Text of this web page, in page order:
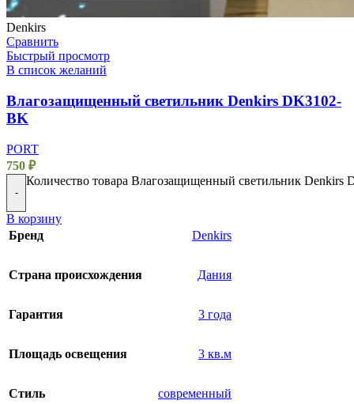
Denkirs
Сравнить
Быстрый просмотр
В список желаний
Влагозащищенный светильник Denkirs DK3102-
BK
PORT
750 ₽
-
Количество товара Влагозащищенный светильник Denkirs
В корзину
Бренд
Denkirs
Страна происхождения Дания
Гарантия 3 года
Площадь освещения 3 кв.м
Стиль современный